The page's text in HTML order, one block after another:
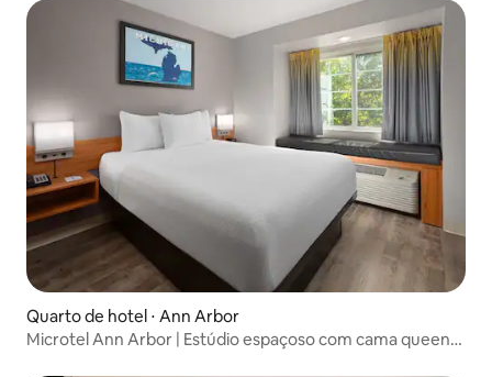
Quarto de hotel ⋅ Ann Arbor
Microtel Ann Arbor | Estúdio espaçoso com cama queen